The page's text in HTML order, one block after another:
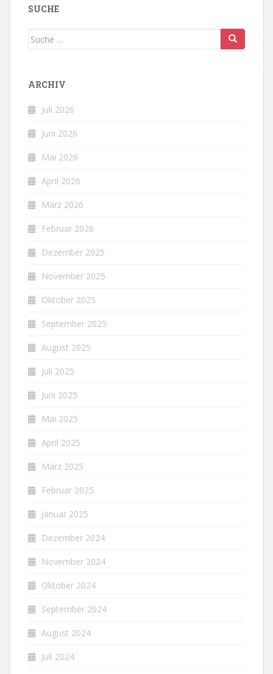
SUCHE
Suche
ARCHIV
Juli 2026
Juni 2026
Mai 2026
April 2026
März 2026
Februar 2026
Dezember 2025
November 2025
Oktober 2025
September 2025
August 2025
Juli 2025
Juni 2025
Mai 2025
April 2025
März 2025
Februar 2025
Januar 2025
Dezember 2024
November 2024
Oktober 2024
September 2024
August 2024
Juli 2024